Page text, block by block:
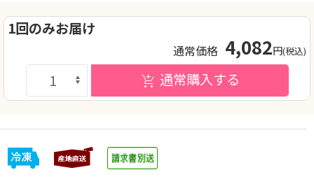
1回のみお届け
通常価格 4,082円(税込)
通常購入する